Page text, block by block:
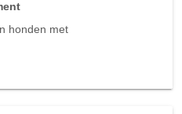
honden met